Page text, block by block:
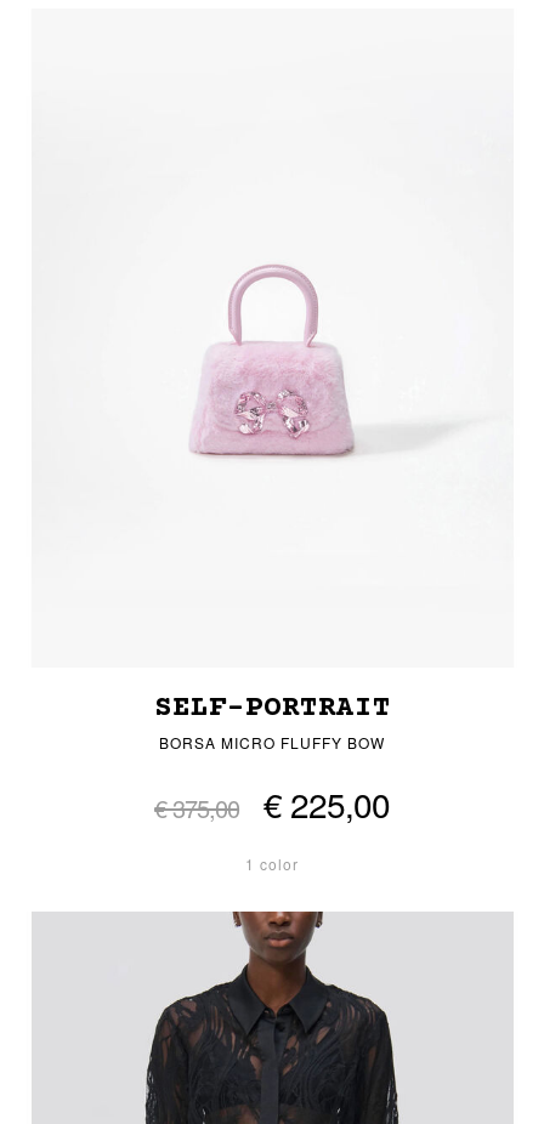
SELF-PORTRAIT
BORSA MICRO FLUFFY BOW
€ 375,00 € 225,00
1 color